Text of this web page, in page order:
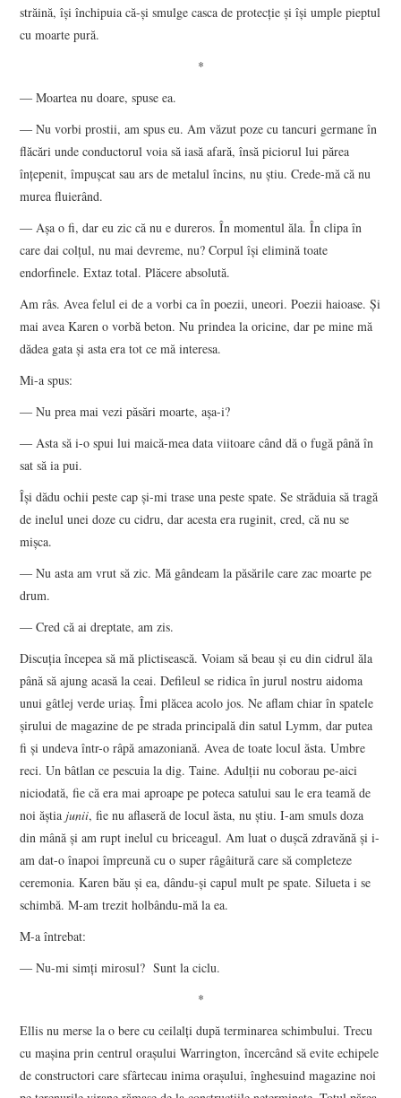
străină, își închipuia că-și smulge casca de protecție și își umple pieptul
cu moarte pură.
*
― Moartea nu doare, spuse ea.
― Nu vorbi prostii, am spus eu. Am văzut poze cu tancuri germane în
flăcări unde conductorul voia să iasă afară, însă piciorul lui părea
înțepenit, împușcat sau ars de metalul încins, nu știu. Crede-mă că nu
murea fluierând.
― Așa o fi, dar eu zic că nu e dureros. În momentul ăla. În clipa în
care dai colțul, nu mai devreme, nu? Corpul își elimină toate
endorfinele. Extaz total. Plăcere absolută.
Am râs. Avea felul ei de a vorbi ca în poezii, uneori. Poezii haioase. Și
mai avea Karen o vorbă beton. Nu prindea la oricine, dar pe mine mă
dădea gata și asta era tot ce mă interesa.
Mi-a spus:
― Nu prea mai vezi păsări moarte, așa-i?
― Asta să i-o spui lui maică-mea data viitoare când dă o fugă până în
sat să ia pui.
Își dădu ochii peste cap și-mi trase una peste spate. Se străduia să tragă
de inelul unei doze cu cidru, dar acesta era ruginit, cred, că nu se
mișca.
― Nu asta am vrut să zic. Mă gândeam la păsările care zac moarte pe
drum.
― Cred că ai dreptate, am zis.
Discuția începea să mă plictisească. Voiam să beau și eu din cidrul ăla
până să ajung acasă la ceai. Defileul se ridica în jurul nostru aidoma
unui gâtlej verde uriaș. Îmi plăcea acolo jos. Ne aflam chiar în spatele
șirului de magazine de pe strada principală din satul Lymm, dar putea
fi și undeva într-o râpă amazoniană. Avea de toate locul ăsta. Umbre
reci. Un bâtlan ce pescuia la dig. Taine. Adulții nu coborau pe-aici
niciodată, fie că era mai aproape pe poteca satului sau le era teamă de
noi ăștia junii, fie nu aflaseră de locul ăsta, nu știu. I-am smuls doza
din mână și am rupt inelul cu briceagul. Am luat o dușcă zdravănă și i-
am dat-o înapoi împreună cu o super râgâitură care să completeze
ceremonia. Karen bău și ea, dându-și capul mult pe spate. Silueta i se
schimbă. M-am trezit holbându-mă la ea.
M-a întrebat:
― Nu-mi simți mirosul? Sunt la ciclu.
*
Ellis nu merse la o bere cu ceilalți după terminarea schimbului. Trecu
cu mașina prin centrul orașului Warrington, încercând să evite echipele
de constructori care sfârtecau inima orașului, înghesuind magazine noi